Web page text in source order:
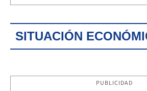
SITUACIÓN
PUBLICIDAD